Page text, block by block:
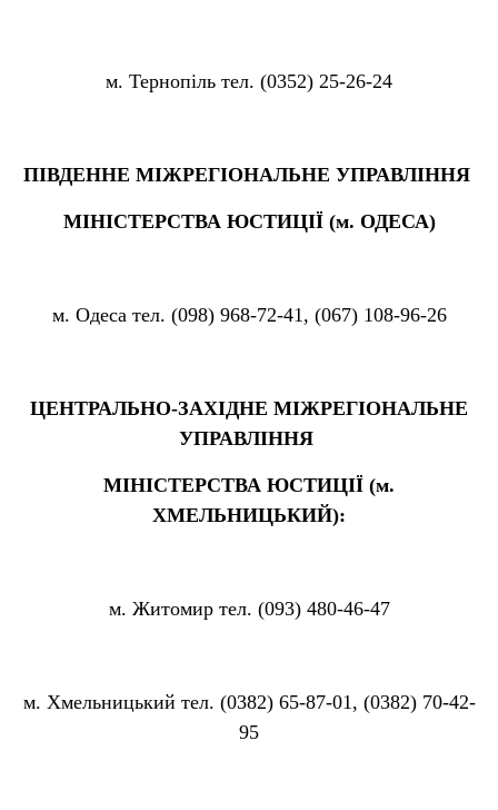
м. Тернопіль тел. (0352) 25-26-24
ПІВДЕННЕ МІЖРЕГІОНАЛЬНЕ УПРАВЛІННЯ
МІНІСТЕРСТВА ЮСТИЦІЇ (м. ОДЕСА)
м. Одеса тел. (098) 968-72-41, (067) 108-96-26
ЦЕНТРАЛЬНО-ЗАХІДНЕ МІЖРЕГІОНАЛЬНЕ
УПРАВЛІННЯ
МІНІСТЕРСТВА ЮСТИЦІЇ (м.
ХМЕЛЬНИЦЬКИЙ):
м. Житомир тел. (093) 480-46-47
м. Хмельницький тел. (0382) 65-87-01, (0382) 70-42-
95